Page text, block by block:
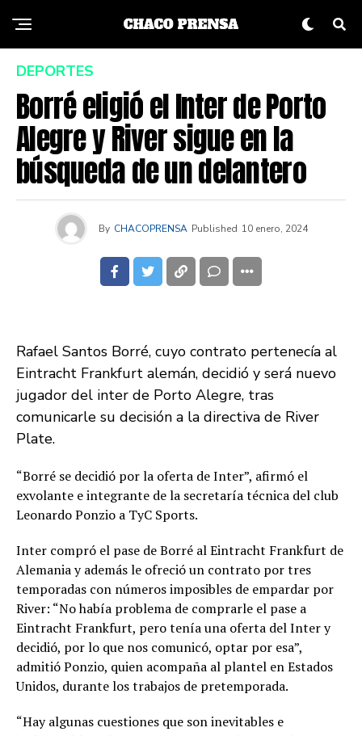
DEPORTES
Borré eligió el Inter de Porto
Alegre y River sigue en la
búsqueda de un delantero
By CHACOPRENSA Published 10 enero, 2024
Rafael Santos Borré, cuyo contrato pertenecía al
Eintracht Frankfurt alemán, decidió y será nuevo
jugador del inter de Porto Alegre, tras
comunicarle su decisión a la directiva de River
Plate.
“Borré se decidió por la oferta de Inter”, afirmó el
exvolante e integrante de la secretaría técnica del club
Leonardo Ponzio a TyC Sports.
Inter compró el pase de Borré al Eintracht Frankfurt de
Alemania y además le ofreció un contrato por tres
temporadas con números imposibles de empardar por
River: “No había problema de comprarle el pase a
Eintracht Frankfurt, pero tenía una oferta del Inter y
decidió, por lo que nos comunicó, optar por esa”,
admitió Ponzio, quien acompaña al plantel en Estados
Unidos, durante los trabajos de pretemporada.
“Hay algunas cuestiones que son inevitables e